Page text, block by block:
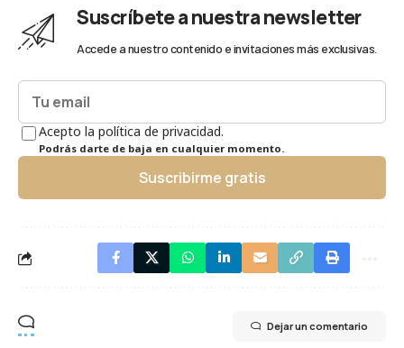
Suscríbete a nuestra newsletter
Accede a nuestro contenido e invitaciones más exclusivas.
Acepto la política de privacidad.
Podrás darte de baja en cualquier momento.
Suscribirme gratis
Dejar un comentario